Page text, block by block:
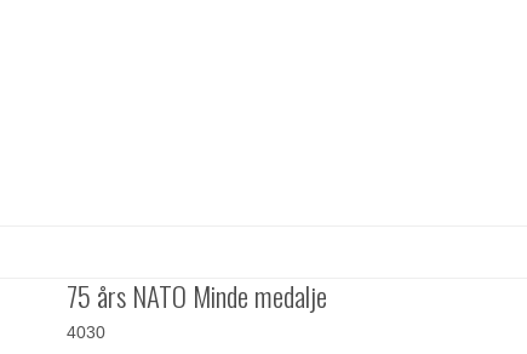
75 års NATO Minde medalje
4030